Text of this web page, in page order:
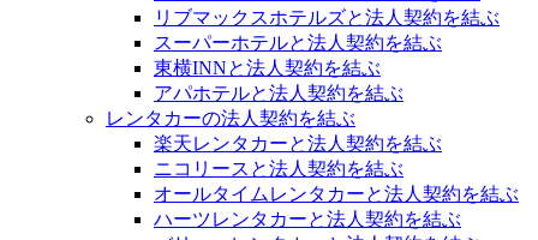
リブマックスホテルズと法人契約を結ぶ
スーパーホテルと法人契約を結ぶ
東横INNと法人契約を結ぶ
アパホテルと法人契約を結ぶ
レンタカーの法人契約を結ぶ
楽天レンタカーと法人契約を結ぶ
ニコリースと法人契約を結ぶ
オールタイムレンタカーと法人契約を結ぶ
ハーツレンタカーと法人契約を結ぶ